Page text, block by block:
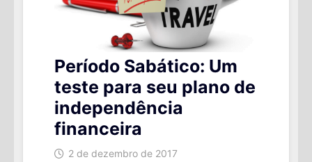
Período Sabático: Um
teste para seu plano de
independência
financeira
2 de dezembro de 2017